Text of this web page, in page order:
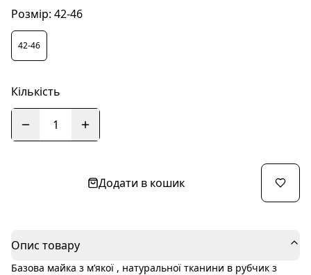
Розмір: 42-46
42-46
Кількість
1
Додати в кошик
Опис товару
Базова майка з мʼякої , натуральної тканини в рубчик з